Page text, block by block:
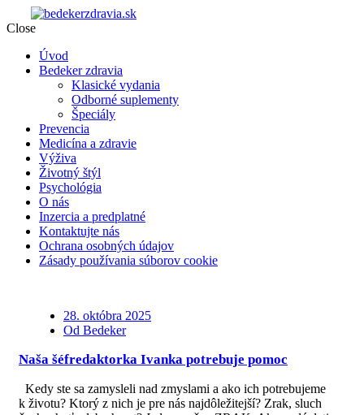
Close
Úvod
Bedeker zdravia
Klasické vydania
Odborné suplementy
Špeciály
Prevencia
Medicína a zdravie
Výživa
Životný štýl
Psychológia
O nás
Inzercia a predplatné
Kontaktujte nás
Ochrana osobných údajov
Zásady používania súborov cookie
28. októbra 2025
Od Bedeker
Naša šéfredaktorka Ivanka potrebuje pomoc
Kedy ste sa zamysleli nad zmyslami a ako ich potrebujeme
k životu? Ktorý z nich je pre nás najdôležitejší? Zrak, sluch